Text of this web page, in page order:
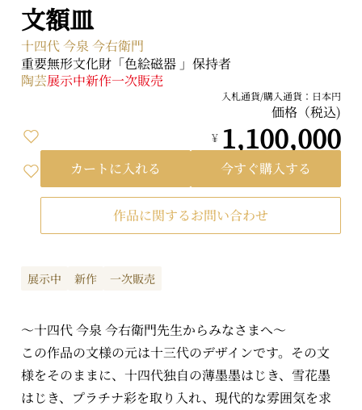
展示中 新作 一次販売
～十四代 今泉 今右衛門先生からみなさまへ～
この作品の文様の元は十三代のデザインです。その文
様をそのままに、十四代独自の薄墨墨はじき、雪花墨
はじき、プラチナ彩を取り入れ、現代的な雰囲気を求
文額皿
十四代 今泉 今右衛門
重要無形文化財「色絵磁器 」保持者
陶芸展示中新作一次販売
入札通貨/購入通貨：日本円
価格（税込)
¥ 1,100,000
カートに入れる 今すぐ購入する
作品に関するお問い合わせ